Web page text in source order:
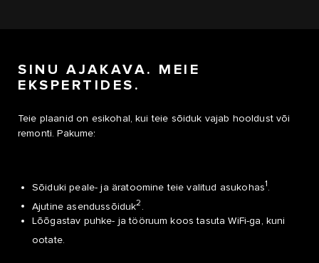
SINU AJAKAVA. MEIE
EKSPERTIDES.
Teie plaanid on esikohal, kui teie sõiduk vajab hooldust või
remonti. Pakume:
Sõiduki peale- ja äratoomine teie valitud asukohas1 .
Ajutine asendussõiduk2 .
Lõõgastav puhke- ja tööruum koos tasuta WiFi-ga, kuni
ootate.